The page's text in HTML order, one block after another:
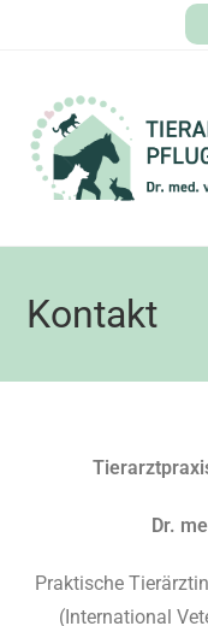
Kontakt
Dr.
Praktische
(International